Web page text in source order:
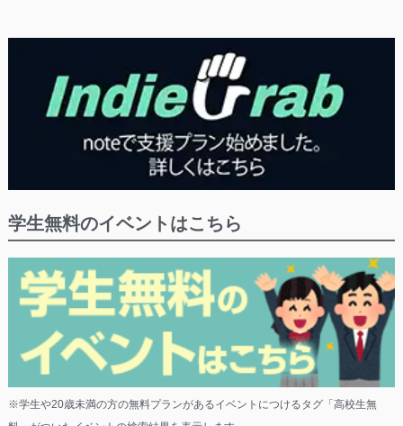
学生無料のイベントはこちら
※学生や20歳未満の方の無料プランがあるイベントにつけるタグ「高校生無